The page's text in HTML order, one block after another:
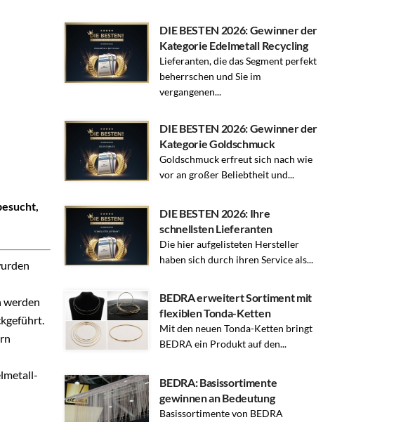
werden
DIE BESTEN 2026: Gewinner der
Kategorie Edelmetall Recycling
Lieferanten, die das Segment perfekt
beherrschen und Sie im
vergangenen...
DIE BESTEN 2026: Gewinner der
Kategorie Goldschmuck
Goldschmuck erfreut sich nach wie
vor an großer Beliebtheit und...
DIE BESTEN 2026: Ihre
schnellsten Lieferanten
Die hier aufgelisteten Hersteller
haben sich durch ihren Service als...
BEDRA erweitert Sortiment mit
flexiblen Tonda-Ketten
Mit den neuen Tonda-Ketten bringt
BEDRA ein Produkt auf den...
BEDRA: Basissortimente
gewinnen an Bedeutung
Basissortimente von BEDRA